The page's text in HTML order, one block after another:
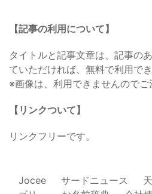
【記事の利用について】
タイトルと記事文章は、記事の
ていただければ、無料で利用でき
※画像は、利用できませんのでご
【リンクついて】
リンクフリーです。
Jocee サードニュース